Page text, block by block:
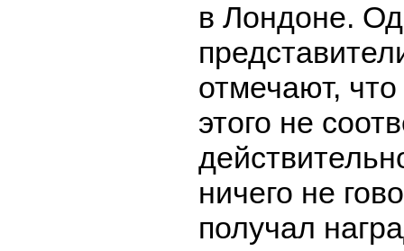
в Лондоне.
отмечают, что
этого не
ничего не
получал